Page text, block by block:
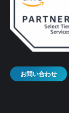
お問い合わせ